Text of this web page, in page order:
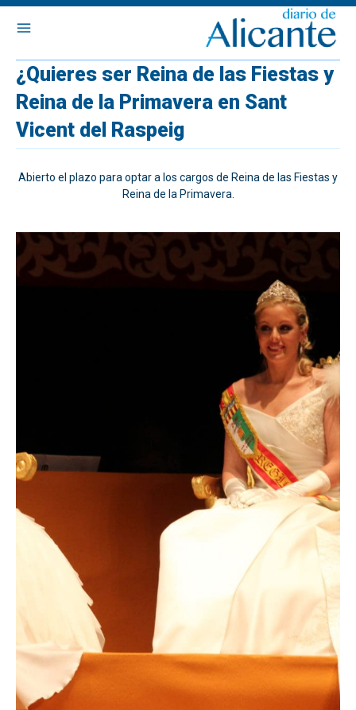
¿Quieres ser Reina de las Fiestas y
Reina de la Primavera en Sant
Vicent del Raspeig
Abierto el plazo para optar a los cargos de Reina de las Fiestas y
Reina de la Primavera.